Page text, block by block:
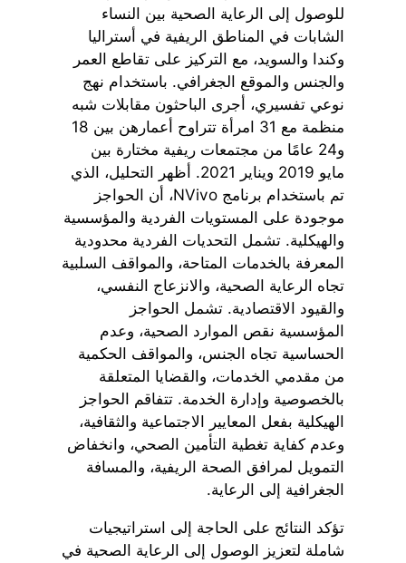
للوصول إلى الرعاية الصحية بين النساء
الشابات في المناطق الريفية في أستراليا
وكندا والسويد، مع التركيز على تقاطع العمر
والجنس والموقع الجغرافي. باستخدام نهج
نوعي تفسيري، أجرى الباحثون مقابلات شبه
منظمة مع 31 امرأة تتراوح أعمارهن بين 18
و24 عامًا من مجتمعات ريفية مختارة بين
مايو 2019 ويناير 2021. أظهر التحليل، الذي
تم باستخدام برنامج NVivo، أن الحواجز
موجودة على المستويات الفردية والمؤسسية
والهيكلية. تشمل التحديات الفردية محدودية
المعرفة بالخدمات المتاحة، والمواقف السلبية
تجاه الرعاية الصحية، والانزعاج النفسي،
والقيود الاقتصادية. تشمل الحواجز
المؤسسية نقص الموارد الصحية، وعدم
الحساسية تجاه الجنس، والمواقف الحكمية
من مقدمي الخدمات، والقضايا المتعلقة
بالخصوصية وإدارة الخدمة. تتفاقم الحواجز
الهيكلية بفعل المعايير الاجتماعية والثقافية،
وعدم كفاية تغطية التأمين الصحي، وانخفاض
التمويل لمرافق الصحة الريفية، والمسافة
الجغرافية إلى الرعاية.
تؤكد النتائج على الحاجة إلى استراتيجيات
شاملة لتعزيز الوصول إلى الرعاية الصحية في